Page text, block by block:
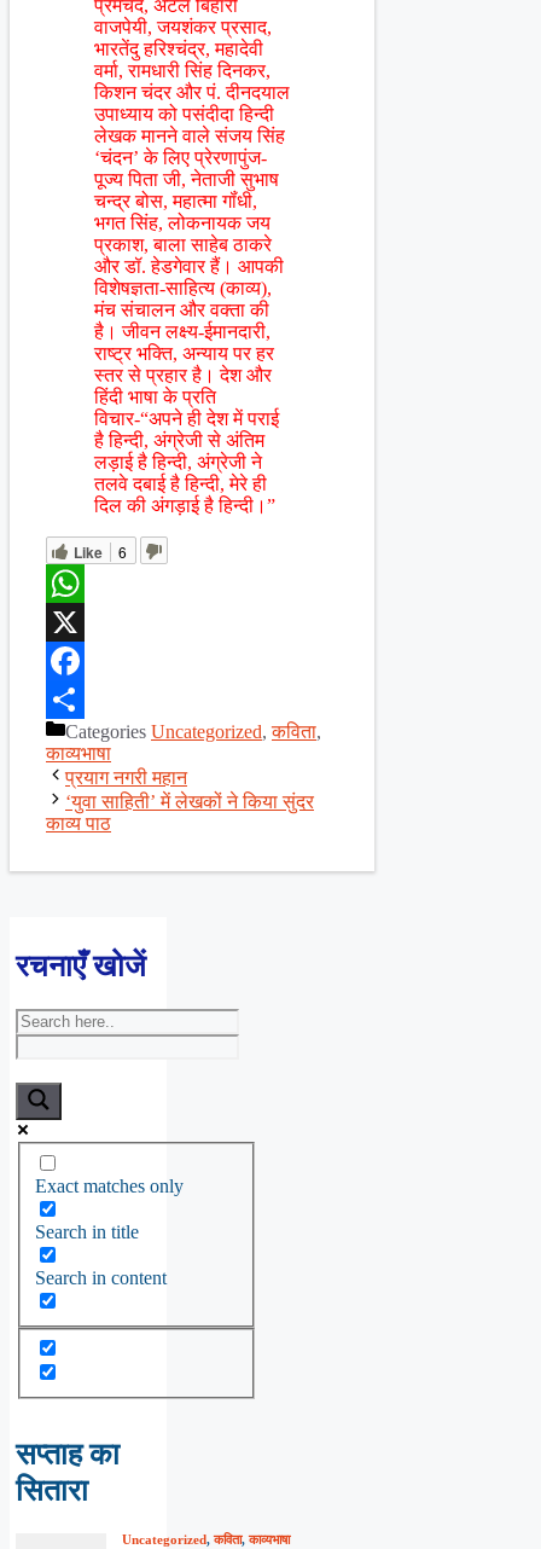
प्रेमचंद, अटल बिहारी
वाजपेयी, जयशंकर प्रसाद,
भारतेंदु हरिश्चंद्र, महादेवी
वर्मा, रामधारी सिंह दिनकर,
किशन चंदर और पं. दीनदयाल
उपाध्याय को पसंदीदा हिन्दी
लेखक मानने वाले संजय सिंह
‘चंदन’ के लिए प्रेरणापुंज-
पूज्य पिता जी, नेताजी सुभाष
चन्द्र बोस, महात्मा गॉंधी,
भगत सिंह, लोकनायक जय
प्रकाश, बाला साहेब ठाकरे
और डॉ. हेडगेवार हैं। आपकी
विशेषज्ञता-साहित्य (काव्य),
मंच संचालन और वक्ता की
है। जीवन लक्ष्य-ईमानदारी,
राष्ट्र भक्ति, अन्याय पर हर
स्तर से प्रहार है। देश और
हिंदी भाषा के प्रति
विचार-“अपने ही देश में पराई
है हिन्दी, अंग्रेजी से अंतिम
लड़ाई है हिन्दी, अंग्रेजी ने
तलवे दबाई है हिन्दी, मेरे ही
दिल की अंगड़ाई है हिन्दी।”
Like 6
WhatsApp
X
Facebook
ShareCategories Uncategorized,कविता,
काव्यभाषा
प्रयाग नगरी महान
‘युवा साहिती’ में लेखकों ने किया सुंदर
काव्य पाठ
रचनाएँ खोजें
Exact matches only
Search in title
Search in content
सप्ताह का
सितारा
Uncategorized,कविता,काव्यभाषा